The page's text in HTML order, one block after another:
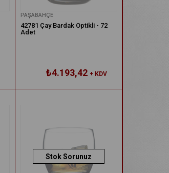
PAŞABAHÇE
42781 Çay Bardak Optikli - 72
Adet
₺4.193,42 + KDV
Stok Sorunuz